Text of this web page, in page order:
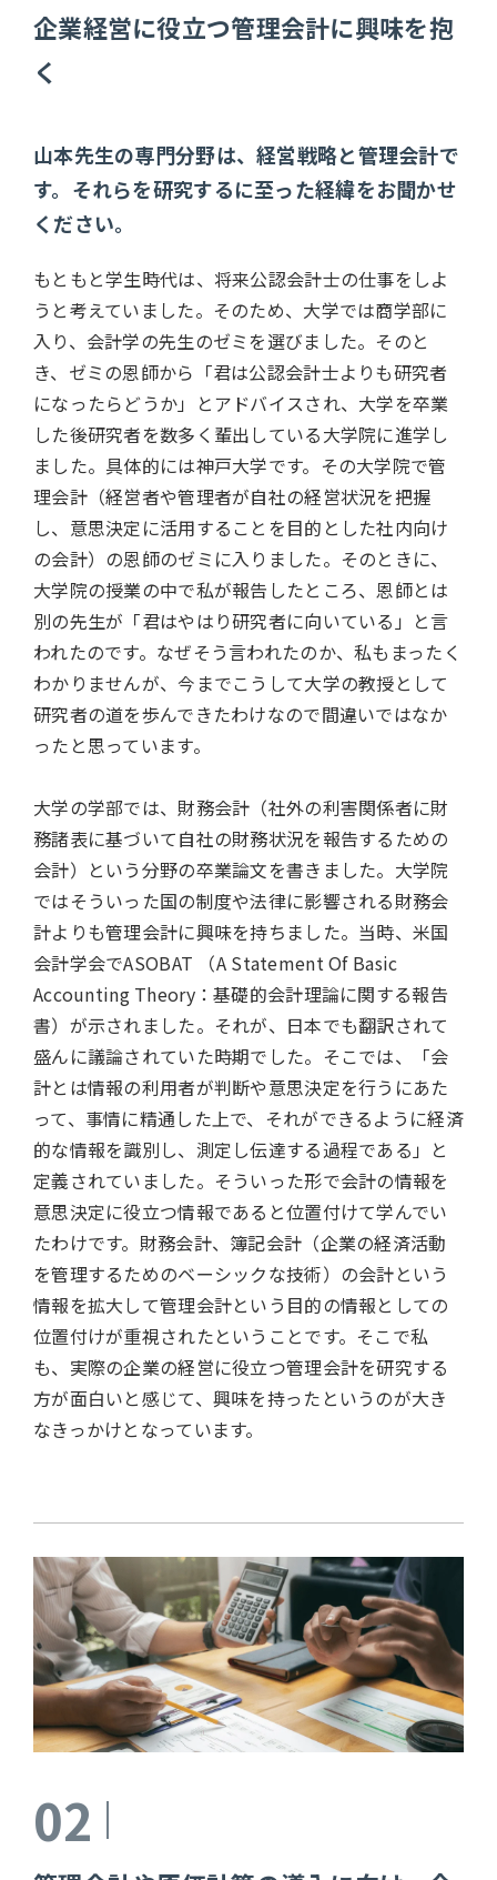
企業経営に役立つ管理会計に興味を抱
く
山本先生の専門分野は、経営戦略と管理会計で
す。それらを研究するに至った経緯をお聞かせ
ください。
もともと学生時代は、将来公認会計士の仕事をしよ
うと考えていました。そのため、大学では商学部に
入り、会計学の先生のゼミを選びました。そのと
き、ゼミの恩師から「君は公認会計士よりも研究者
になったらどうか」とアドバイスされ、大学を卒業
した後研究者を数多く輩出している大学院に進学し
ました。具体的には神戸大学です。その大学院で管
理会計（経営者や管理者が自社の経営状況を把握
し、意思決定に活用することを目的とした社内向け
の会計）の恩師のゼミに入りました。そのときに、
大学院の授業の中で私が報告したところ、恩師とは
別の先生が「君はやはり研究者に向いている」と言
われたのです。なぜそう言われたのか、私もまったく
わかりませんが、今までこうして大学の教授として
研究者の道を歩んできたわけなので間違いではなか
ったと思っています。
大学の学部では、財務会計（社外の利害関係者に財
務諸表に基づいて自社の財務状況を報告するための
会計）という分野の卒業論文を書きました。大学院
ではそういった国の制度や法律に影響される財務会
計よりも管理会計に興味を持ちました。当時、米国
会計学会でASOBAT （A Statement Of Basic
Accounting Theory：基礎的会計理論に関する報告
書）が示されました。それが、日本でも翻訳されて
盛んに議論されていた時期でした。そこでは、「会
計とは情報の利用者が判断や意思決定を行うにあた
って、事情に精通した上で、それができるように経済
的な情報を識別し、測定し伝達する過程である」と
定義されていました。そういった形で会計の情報を
意思決定に役立つ情報であると位置付けて学んでい
たわけです。財務会計、簿記会計（企業の経済活動
を管理するためのベーシックな技術）の会計という
情報を拡大して管理会計という目的の情報としての
位置付けが重視されたということです。そこで私
も、実際の企業の経営に役立つ管理会計を研究する
方が面白いと感じて、興味を持ったというのが大き
なきっかけとなっています。
02